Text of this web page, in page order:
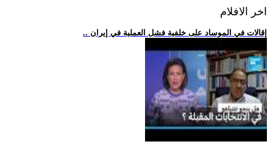
اخر الافلام
.. إقالات في الموساد على خلفية فشل العملية في إيران